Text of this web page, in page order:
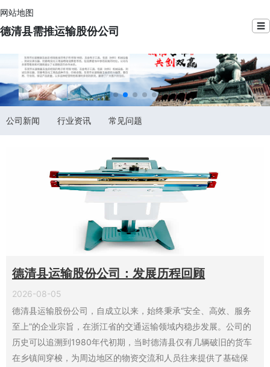
网站地图
德清县需推运输股份公司 ☰
公司新闻 行业资讯 常见问题
德清县运输股份公司：发展历程回顾
2026-08-05
德清县运输股份公司，自成立以来，始终秉承“安全、高效、服务
至上”的企业宗旨，在浙江省的交通运输领域内稳步发展。公司的
历史可以追溯到1980年代初期，当时德清县仅有几辆破旧的货车
在乡镇间穿梭，为周边地区的物资交流和人员往来提供了基础保